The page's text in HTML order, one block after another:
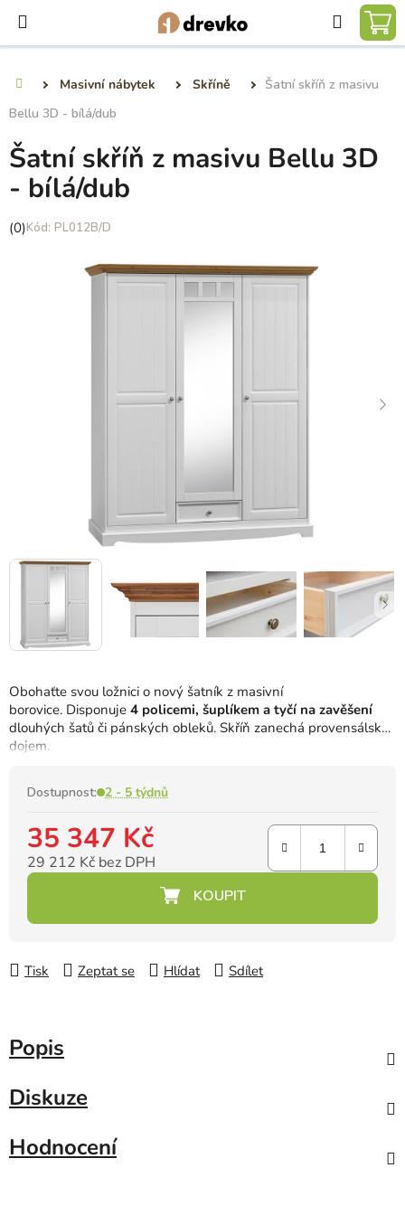
obsah
Hledat
Masivní nábytek Skříně
Šatní skříň z masivu
Bellu 3D - bílá/dub
Obohaťte svou ložnici o nový šatník z masivní
borovice. Disponuje 4 policemi, šuplíkem a tyčí na zavěšení
dlouhých šatů či pánských obleků. Skříň zanechá provensálský
dojem.
Dostupnost: 2 - 5 týdnů
35 347 Kč
29 212 Kč bez DPH
Tisk Zeptat se Hlídat Sdílet
Šatní skříň z masivu Bellu 3D
- bílá/dub
Průměrné
(0) PL012B/D
Popis
Diskuze
Hodnocení